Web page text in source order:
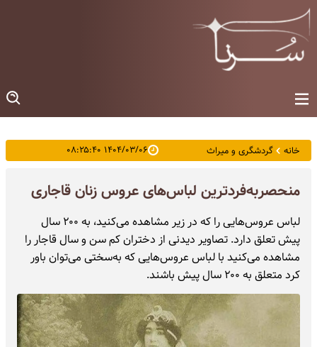
خانه گردشگری و میراث ۱۴۰۴/۰۳/۰۶ ۰۸:۲۵:۴۰
منحصربه‌فردترین لباس‌های عروس زنان قاجاری
لباس عروس‌هایی را که در زیر مشاهده می‌کنید، به ۲۰۰ سال
پیش تعلق دارد. تصاویر دیدنی از دختران کم سن و سال قاجار را
مشاهده می‌کنید با لباس عروس‌هایی که به‌سختی می‌توان باور
کرد متعلق به ۲۰۰ سال پیش باشند.